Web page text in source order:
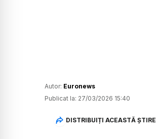
Autor: Euronews
Publicat la: 27/03/2026 15:40
DISTRIBUIȚI ACEASTĂ ȘTIRE